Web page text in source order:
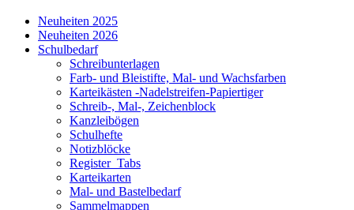
Neuheiten 2025
Neuheiten 2026
Schulbedarf
Schreibunterlagen
Farb- und Bleistifte, Mal- und Wachsfarben
Karteikästen -Nadelstreifen-Papiertiger
Schreib-, Mal-, Zeichenblock
Kanzleibögen
Schulhefte
Notizblöcke
Register_Tabs
Karteikarten
Mal- und Bastelbedarf
Sammelmappen